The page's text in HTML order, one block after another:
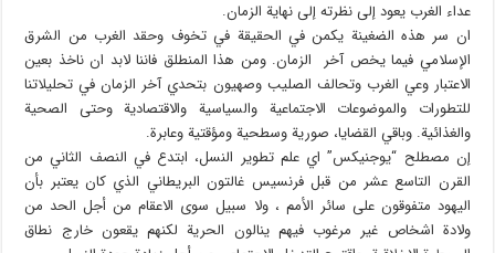
عداء الغرب يعود إلى نظرته إلى نهاية الزمان.
ان سر هذه الضغينة يكمن في الحقيقة في تخوف وحقد الغرب من الشرق
الإسلامي فيما يخص آخر الزمان. ومن هذا المنطلق فاننا لابد ان ناخذ بعين
الاعتبار وعي الغرب وتحالف الصليب وصهيون بتحدي آخر الزمان في تحليلاتنا
للتطورات والموضوعات الاجتماعية والسياسية والاقتصادية وحتى الصحية
والغذائية. وباقي القضايا، صورية وسطحية ومؤقتية وعابرة.
إن مصطلح “يوجنيكس” اي علم تطوير النسل، ابتدع في النصف الثاني من
القرن التاسع عشر من قبل فرنسيس غالتون البريطاني الذي كان يعتبر بأن
اليهود متفوقون على سائر الأمم ، ولا سبيل سوى الاعقام من أجل الحد من
ولادة اشخاص غير مرغوب فيهم ينالون الحرية لكنهم يقعون خارج نطاق